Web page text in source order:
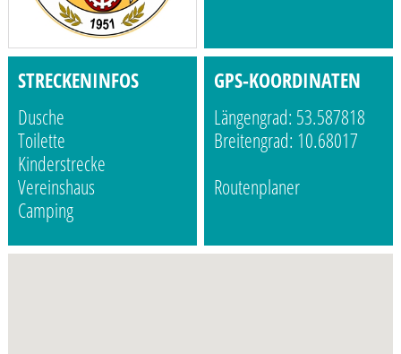
STRECKENINFOS
Dusche
Toilette
Kinderstrecke
Vereinshaus
Camping
GPS-KOORDINATEN
Längengrad: 53.587818
Breitengrad: 10.68017
Routenplaner